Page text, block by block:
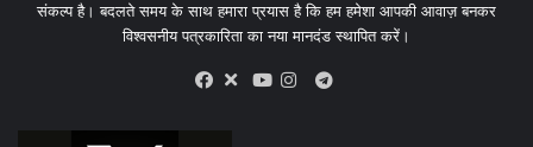
संकल्प है। बदलते समय के साथ हमारा प्रयास है कि हम हमेशा आपकी आवाज़ बनकर
विश्वसनीय पत्रकारिता का नया मानदंड स्थापित करें।
X
Telegram